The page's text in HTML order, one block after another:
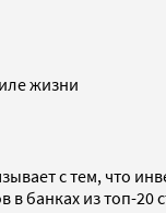
жизни
с тем, что
в банках из топ-